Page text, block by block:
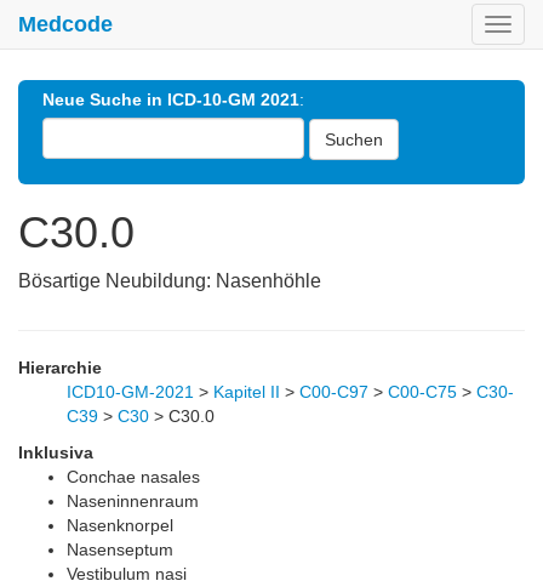
Medcode
Neue Suche in ICD-10-GM 2021:
Suchen
C30.0
Bösartige Neubildung: Nasenhöhle
Hierarchie
ICD10-GM-2021 > Kapitel II > C00-C97 > C00-C75 > C30-
C39 > C30 > C30.0
Inklusiva
Conchae nasales
Naseninnenraum
Nasenknorpel
Nasenseptum
Vestibulum nasi